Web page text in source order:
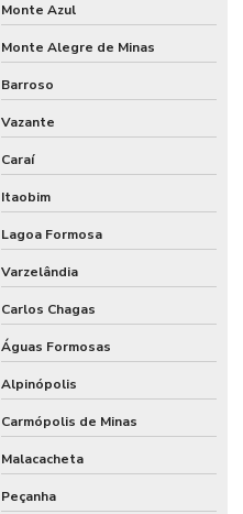
Monte Azul
Monte Alegre de Minas
Barroso
Vazante
Caraí
Itaobim
Lagoa Formosa
Varzelândia
Carlos Chagas
Águas Formosas
Alpinópolis
Carmópolis de Minas
Malacacheta
Peçanha